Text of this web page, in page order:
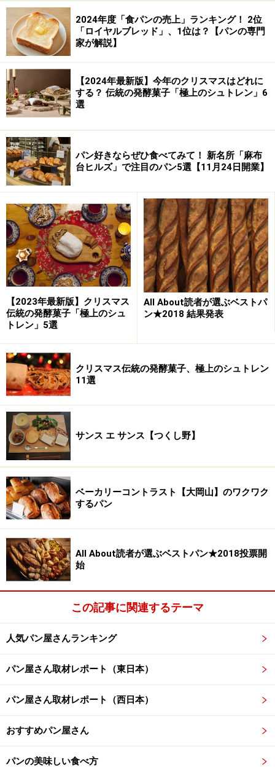
2024年度「食パンの売上」ランキング！ 2位
「ロイヤルブレッド」、1位は？【パンの専門
家が解説】
【2024年最新版】今年のクリスマスはどれに
する？ 伝統の発酵菓子「極上のシュトレン」6
選
パン好きならぜひ食べてみて！ 新名所「麻布
台ヒルズ」で注目のパン5選【11月24日開業】
【2023年最新版】クリスマス
伝統の発酵菓子「極上のシュ
トレン」5選
All About読者が選ぶベストパ
ン★2018 結果発表
クリスマス伝統の発酵菓子、極上のシュトレン
11選
サンス エ サンス【つくし野】
ベーカリーコントラスト【大岡山】のワクワク
するパン
All About読者が選ぶベストパン★2018投票開
始
この記事に関連するテーマ
人気パン屋さんランキング
パン屋さん取材レポート（東日本）
パン屋さん取材レポート（西日本）
おすすめパン屋さん
パンの美味しい食べ方